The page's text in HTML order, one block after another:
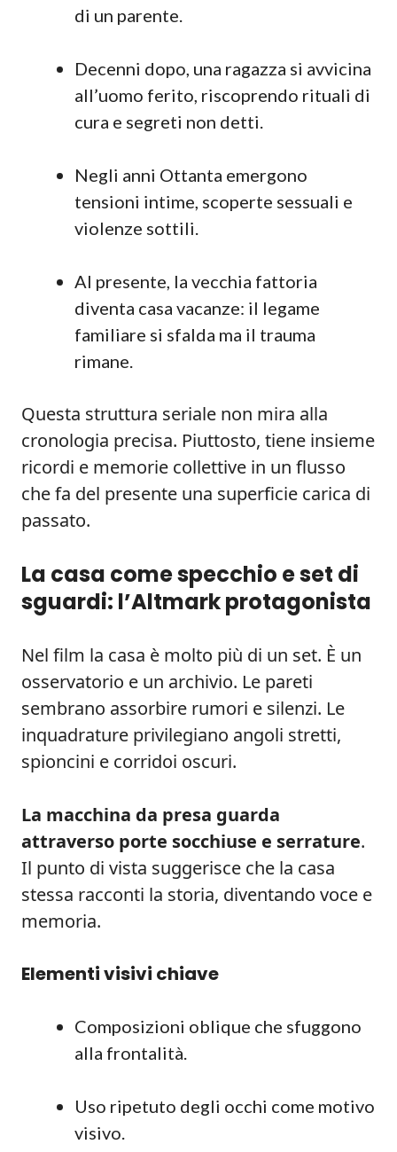
di un parente.
Decenni dopo, una ragazza si avvicina
all’uomo ferito, riscoprendo rituali di
cura e segreti non detti.
Negli anni Ottanta emergono
tensioni intime, scoperte sessuali e
violenze sottili.
Al presente, la vecchia fattoria
diventa casa vacanze: il legame
familiare si sfalda ma il trauma
rimane.
Questa struttura seriale non mira alla
cronologia precisa. Piuttosto, tiene insieme
ricordi e memorie collettive in un flusso
che fa del presente una superficie carica di
passato.
La casa come specchio e set di
sguardi: l’Altmark protagonista
Nel film la casa è molto più di un set. È un
osservatorio e un archivio. Le pareti
sembrano assorbire rumori e silenzi. Le
inquadrature privilegiano angoli stretti,
spioncini e corridoi oscuri.
La macchina da presa guarda
attraverso porte socchiuse e serrature.
Il punto di vista suggerisce che la casa
stessa racconti la storia, diventando voce e
memoria.
Elementi visivi chiave
Composizioni oblique che sfuggono
alla frontalità.
Uso ripetuto degli occhi come motivo
visivo.